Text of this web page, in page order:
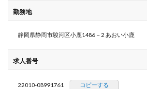
勤務地
静岡県静岡市駿河区小鹿1486－2 あおい小鹿
求人番号
22010-08991761 コピーする